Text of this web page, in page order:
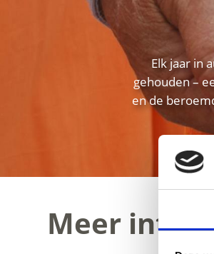
Elk jaar in
gehouden –
en de
Meer